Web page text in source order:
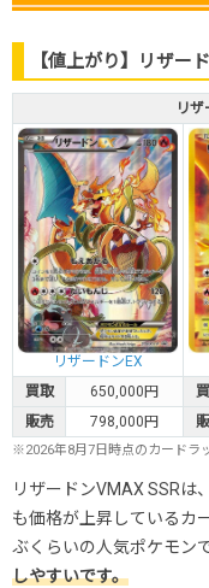
【値上がり】リザー
リ
リザードンEX
買取
650,000円
販売
798,000円
※2026年8月7日時点のカードラ
リザードンVMAX SSRは
も価格が上昇しているカ
ぶくらいの人気ポケモンで
しやすいです。